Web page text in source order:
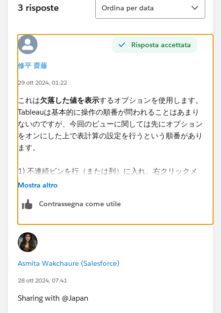
3 risposte Ordina per data
Risposta accettata
修平 齋藤
29 ott 2024, 01:22
これは欠落した値を表示するオプションを使用します。
Tableauは基本的に操作の順番が問われることはあまり
ないのですが、今回のビューに関しては先にオプション
をオンにした上で表計算の設定を行うという順番があり
ます。
1) 不連続ビンを行（または列）に入れ、右クリックメ
ニューから「欠落した値を表示」をオンにする。
Mostra altro
Contrassegna come utile
Asmita Wakchaure (Salesforce)
28 ott 2024, 07:41
Sharing with @Japan​